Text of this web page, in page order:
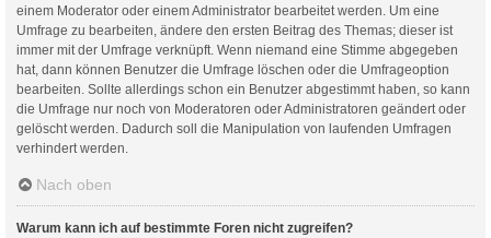
einem Moderator oder einem Administrator bearbeitet werden. Um eine
Umfrage zu bearbeiten, ändere den ersten Beitrag des Themas; dieser ist
immer mit der Umfrage verknüpft. Wenn niemand eine Stimme abgegeben
hat, dann können Benutzer die Umfrage löschen oder die Umfrageoption
bearbeiten. Sollte allerdings schon ein Benutzer abgestimmt haben, so kann
die Umfrage nur noch von Moderatoren oder Administratoren geändert oder
gelöscht werden. Dadurch soll die Manipulation von laufenden Umfragen
verhindert werden.
Nach oben
Warum kann ich auf bestimmte Foren nicht zugreifen?